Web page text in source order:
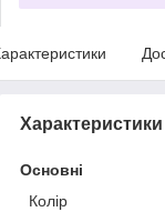
Характеристики
Основні
Колір